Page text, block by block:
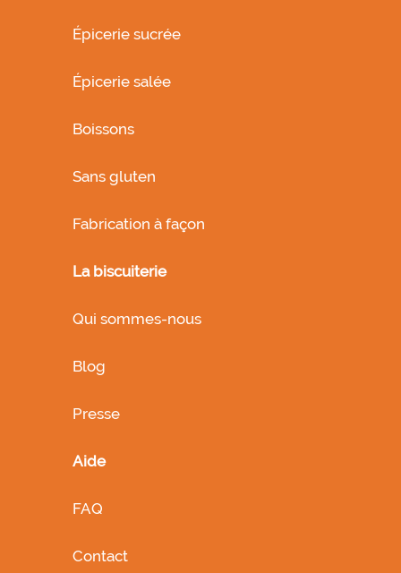
Épicerie sucrée
Épicerie salée
Boissons
Sans gluten
Fabrication à façon
La biscuiterie
Qui sommes-nous
Blog
Presse
Aide
FAQ
Contact